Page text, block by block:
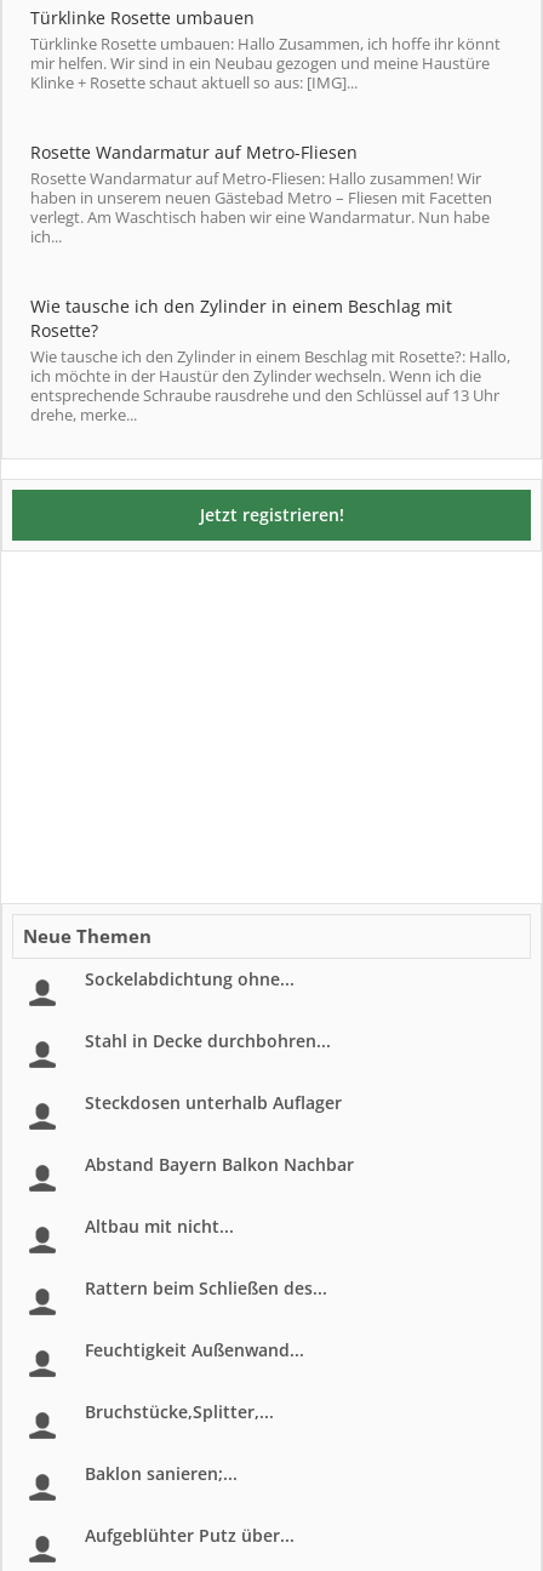
Türklinke Rosette umbauen
Türklinke Rosette umbauen: Hallo Zusammen, ich hoffe ihr könnt
mir helfen. Wir sind in ein Neubau gezogen und meine Haustüre
Klinke + Rosette schaut aktuell so aus: [IMG]...
Rosette Wandarmatur auf Metro-Fliesen
Rosette Wandarmatur auf Metro-Fliesen: Hallo zusammen! Wir
haben in unserem neuen Gästebad Metro – Fliesen mit Facetten
verlegt. Am Waschtisch haben wir eine Wandarmatur. Nun habe
ich...
Wie tausche ich den Zylinder in einem Beschlag mit
Rosette?
Wie tausche ich den Zylinder in einem Beschlag mit Rosette?: Hallo,
ich möchte in der Haustür den Zylinder wechseln. Wenn ich die
entsprechende Schraube rausdrehe und den Schlüssel auf 13 Uhr
drehe, merke...
Jetzt registrieren!
Neue Themen
Sockelabdichtung ohne...
Stahl in Decke durchbohren...
Steckdosen unterhalb Auflager
Abstand Bayern Balkon Nachbar
Altbau mit nicht...
Rattern beim Schließen des...
Feuchtigkeit Außenwand...
Bruchstücke,Splitter,...
Baklon sanieren;...
Aufgeblühter Putz über...